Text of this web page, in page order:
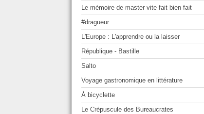
Le mémoire de master vite fait bien fait
#dragueur
L'Europe : L'apprendre ou la laisser
République - Bastille
Salto
Voyage gastronomique en littérature
À bicyclette
Le Crépuscule des Bureaucrates